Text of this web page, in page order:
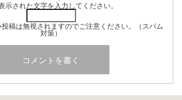
示された文字を入力してください。
稿は無視されますのでご注意ください。（スパム
対策）